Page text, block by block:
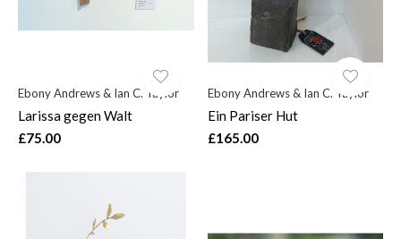
Ebony Andrews & Ian C. Taylor
Larissa gegen Walt
£75.00
Ebony Andrews & Ian C. Taylor
Ein Pariser Hut
£165.00